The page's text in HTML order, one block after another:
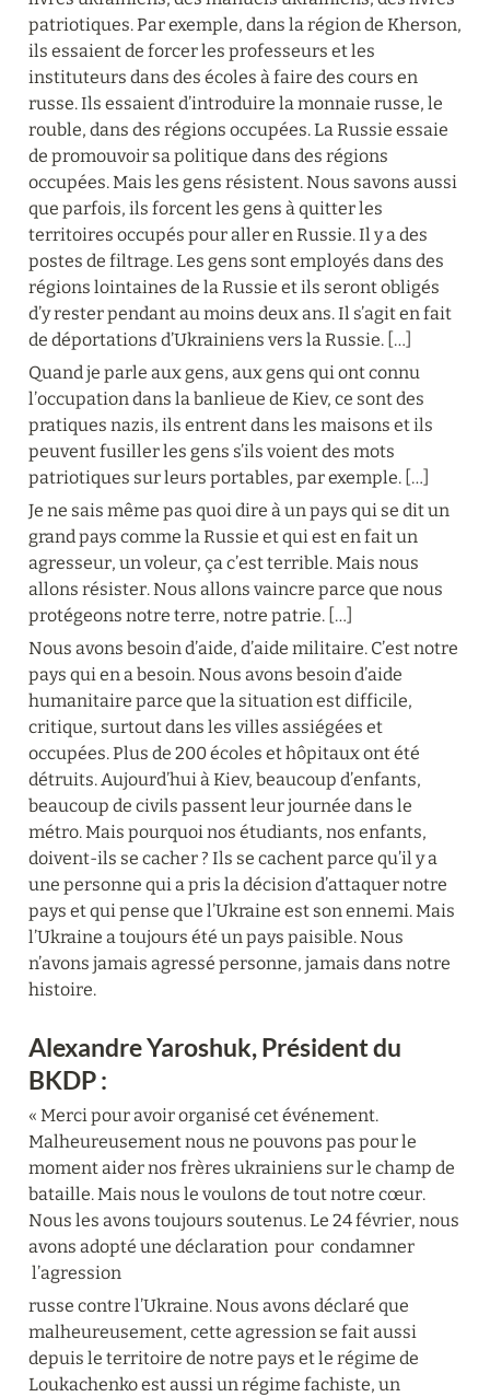
patriotiques. Par exemple, dans la région de Kherson,
ils essaient de forcer les professeurs et les
instituteurs dans des écoles à faire des cours en
russe. Ils essaient d’introduire la monnaie russe, le
rouble, dans des régions occupées. La Russie essaie
de promouvoir sa politique dans des régions
occupées. Mais les gens résistent. Nous savons aussi
que parfois, ils forcent les gens à quitter les
territoires occupés pour aller en Russie. Il y a des
postes de filtrage. Les gens sont employés dans des
régions lointaines de la Russie et ils seront obligés
d’y rester pendant au moins deux ans. Il s’agit en fait
de déportations d’Ukrainiens vers la Russie. […]
Quand je parle aux gens, aux gens qui ont connu
l’occupation dans la banlieue de Kiev, ce sont des
pratiques nazis, ils entrent dans les maisons et ils
peuvent fusiller les gens s’ils voient des mots
patriotiques sur leurs portables, par exemple. […]
Je ne sais même pas quoi dire à un pays qui se dit un
grand pays comme la Russie et qui est en fait un
agresseur, un voleur, ça c’est terrible. Mais nous
allons résister. Nous allons vaincre parce que nous
protégeons notre terre, notre patrie. […]
Nous avons besoin d’aide, d’aide militaire. C’est notre
pays qui en a besoin. Nous avons besoin d’aide
humanitaire parce que la situation est difficile,
critique, surtout dans les villes assiégées et
occupées. Plus de 200 écoles et hôpitaux ont été
détruits. Aujourd’hui à Kiev, beaucoup d’enfants,
beaucoup de civils passent leur journée dans le
métro. Mais pourquoi nos étudiants, nos enfants,
doivent-ils se cacher ? Ils se cachent parce qu’il y a
une personne qui a pris la décision d’attaquer notre
pays et qui pense que l’Ukraine est son ennemi. Mais
l’Ukraine a toujours été un pays paisible. Nous
n’avons jamais agressé personne, jamais dans notre
histoire.
Alexandre Yaroshuk, Président du
BKDP :
« Merci pour avoir organisé cet événement.
Malheureusement nous ne pouvons pas pour le
moment aider nos frères ukrainiens sur le champ de
bataille. Mais nous le voulons de tout notre cœur.
Nous les avons toujours soutenus. Le 24 février, nous
avons adopté une déclaration  pour  condamner
l’agression
russe contre l’Ukraine. Nous avons déclaré que
malheureusement, cette agression se fait aussi
depuis le territoire de notre pays et le régime de
Loukachenko est aussi un régime fachiste, un